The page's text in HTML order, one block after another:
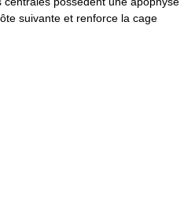
suivante et renforce la cage